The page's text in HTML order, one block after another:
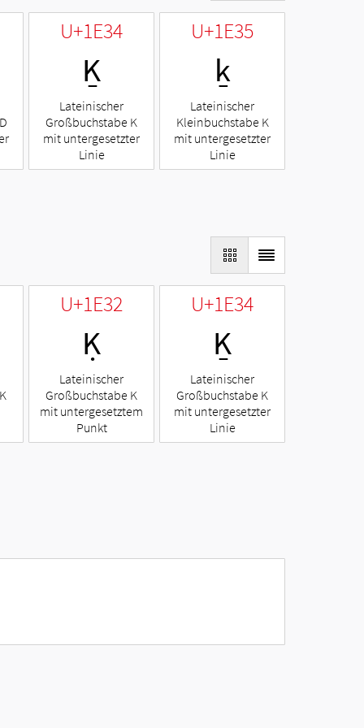
U+1E34
Ḵ
Lateinischer
Großbuchstabe K
mit untergesetzter
Linie
U+1E35
ḵ
Lateinischer
Kleinbuchstabe K
mit untergesetzter
Linie
U+1E32
Ḳ
Lateinischer
Großbuchstabe K
mit untergesetztem
Punkt
U+1E34
Ḵ
Lateinischer
Großbuchstabe K
mit untergesetzter
Linie